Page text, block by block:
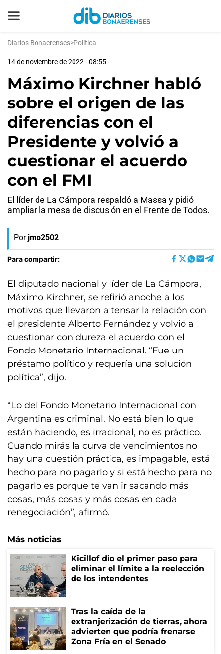
Diarios Bonaerenses>Política
14 de noviembre de 2022 - 08:55
Máximo Kirchner habló
sobre el origen de las
diferencias con el
Presidente y volvió a
cuestionar el acuerdo
con el FMI
El líder de La Cámpora respaldó a Massa y pidió
ampliar la mesa de discusión en el Frente de Todos.
Por jmo2502
Para compartir:
El diputado nacional y líder de La Cámpora,
Máximo Kirchner, se refirió anoche a los
motivos que llevaron a tensar la relación con
el presidente Alberto Fernández y volvió a
cuestionar con dureza el acuerdo con el
Fondo Monetario Internacional. “Fue un
préstamo político y requería una solución
política”, dijo.
“Lo del Fondo Monetario Internacional con
Argentina es criminal. No está bien lo que
están haciendo, es irracional, no es práctico.
Cuando mirás la curva de vencimientos no
hay una cuestión práctica, es impagable, está
hecho para no pagarlo y si está hecho para no
pagarlo es porque te van ir sacando más
cosas, más cosas y más cosas en cada
renegociación”, afirmó.
Más noticias
Kicillof dio el primer paso para
eliminar el límite a la reelección
de los intendentes
Tras la caída de la
extranjerización de tierras, ahora
advierten que podría frenarse
Zona Fría en el Senado